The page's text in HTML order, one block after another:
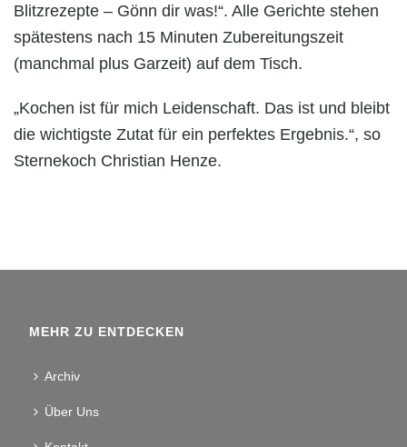
Blitzrezepte – Gönn dir was!“. Alle Gerichte stehen
spätestens nach 15 Minuten Zubereitungszeit
(manchmal plus Garzeit) auf dem Tisch.
„Kochen ist für mich Leidenschaft. Das ist und bleibt
die wichtigste Zutat für ein perfektes Ergebnis.“, so
Sternekoch Christian Henze.
MEHR ZU ENTDECKEN
Archiv
Über Uns